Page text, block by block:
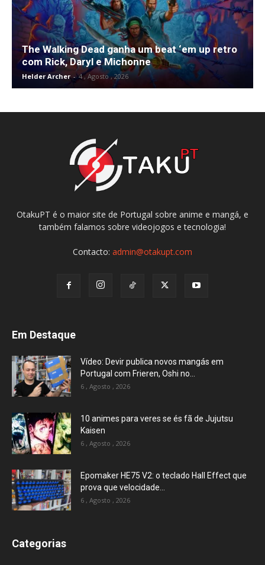
The Walking Dead ganha um beat ‘em up retro
com Rick, Daryl e Michonne
Helder Archer - 4 , Agosto , 2026
OtakuPT é o maior site de Portugal sobre anime e mangá, e
também falamos sobre videojogos e tecnologia!
Contacto: admin@otakupt.com
Em Destaque
Vídeo: Devir publica novos mangás em
Portugal com Frieren, Oshi no...
6 , Agosto , 2026
10 animes para veres se és fã de Jujutsu
Kaisen
6 , Agosto , 2026
Epomaker HE75 V2: o teclado Hall Effect que
prova que velocidade...
6 , Agosto , 2026
Categorias